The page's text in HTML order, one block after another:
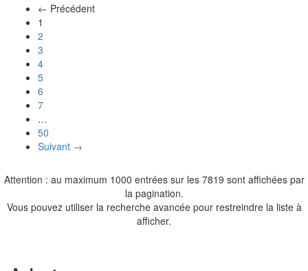
← Précédent
1
2
3
4
5
6
7
…
50
Suivant →
Attention : au maximum 1000 entrées sur les 7819 sont affichées par
la pagination.
Vous pouvez utiliser la recherche avancée pour restreindre la liste à
afficher.